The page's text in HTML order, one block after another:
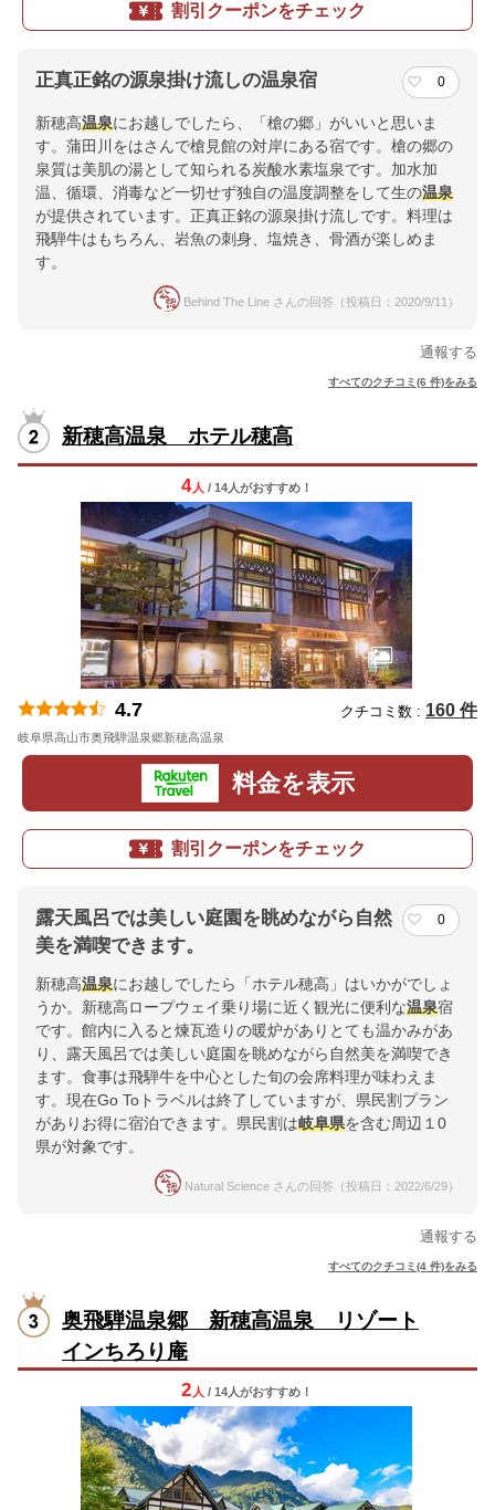
割引クーポンをチェック
正真正銘の源泉掛け流しの温泉宿 0
新穂高温泉にお越しでしたら、「槍の郷」がいいと思いま
す。蒲田川をはさんで槍見館の対岸にある宿です。槍の郷の
泉質は美肌の湯として知られる炭酸水素塩泉です。加水加
温、循環、消毒など一切せず独自の温度調整をして生の温泉
が提供されています。正真正銘の源泉掛け流しです。料理は
飛騨牛はもちろん、岩魚の刺身、塩焼き、骨酒が楽しめま
す。
Behind The Line さんの回答（投稿日：2020/9/11）
通報する
すべてのクチコミ(6 件)をみる
新穂高温泉 ホテル穂高
4人 / 14人がおすすめ！
4.7 クチコミ数 : 160 件
岐阜県高山市奥飛騨温泉郷新穂高温泉
料金を表示
割引クーポンをチェック
露天風呂では美しい庭園を眺めながら自然
美を満喫できます。
0
新穂高温泉にお越しでしたら「ホテル穂高」はいかがでしょ
うか。新穂高ロープウェイ乗り場に近く観光に便利な温泉宿
です。館内に入ると煉瓦造りの暖炉がありとても温かみがあ
り、露天風呂では美しい庭園を眺めながら自然美を満喫でき
ます。食事は飛騨牛を中心とした旬の会席料理が味わえま
す。現在Go Toトラベルは終了していますが、県民割プラン
がありお得に宿泊できます。県民割は岐阜県を含む周辺１0
県が対象です。
Natural Science さんの回答（投稿日：2022/6/29）
通報する
すべてのクチコミ(4 件)をみる
奥飛騨温泉郷 新穂高温泉 リゾート
インちろり庵
2 人 / 14人がおすすめ！